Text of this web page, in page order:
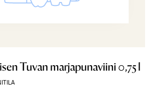
Tuvan marjapunaviini 0,75 l